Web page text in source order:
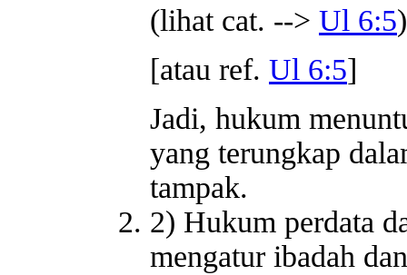
(lihat cat. --> Ul 6:5
[atau ref. Ul 6:5]
Jadi, hukum
yang terungkap
tampak.
2) Hukum perdata
mengatur ibadah